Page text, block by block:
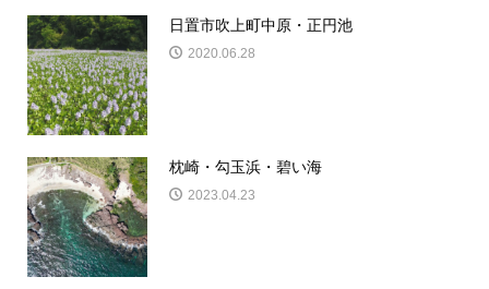
日置市吹上町中原・正円池
2020.06.28
枕崎・勾玉浜・碧い海
2023.04.23